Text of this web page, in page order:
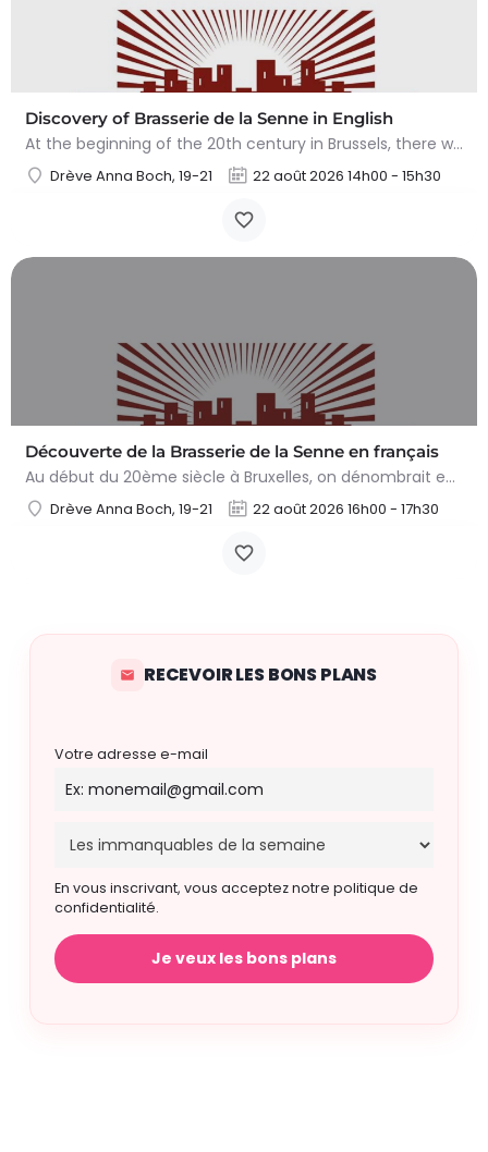
Discovery of Brasserie de la Senne in English
At the beginning of the 20th century in Brussels, there were still about a hundred breweries. After the world…
Drève Anna Boch, 19-21 22 août 2026 14h00 - 15h30
Découverte de la Brasserie de la Senne en français
Au début du 20ème siècle à Bruxelles, on dénombrait encore une centaine de brasseries. Suite aux guerres…
Drève Anna Boch, 19-21 22 août 2026 16h00 - 17h30
RECEVOIR LES BONS PLANS
Votre adresse e-mail
En vous inscrivant, vous acceptez notre politique de
confidentialité.